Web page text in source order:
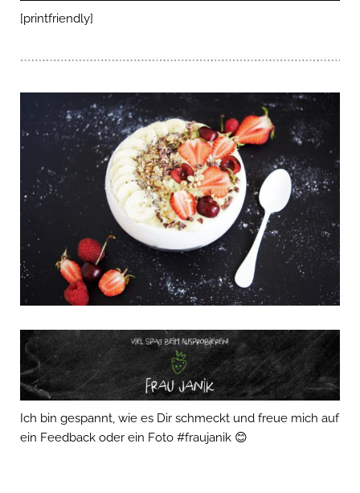
[printfriendly]
Ich bin gespannt, wie es Dir schmeckt und freue mich auf
ein Feedback oder ein Foto #fraujanik 😊